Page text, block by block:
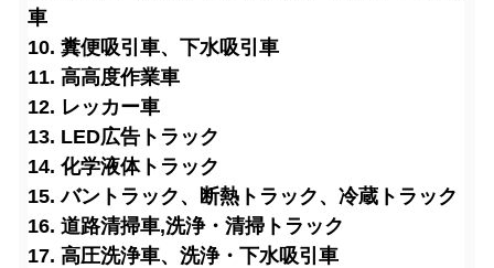
車
10. 糞便吸引車、下水吸引車
11. 高高度作業車
12. レッカー車
13. LED広告トラック
14. 化学液体トラック
15. バントラック、断熱トラック、冷蔵トラック
16. 道路清掃車,洗浄・清掃トラック
17. 高圧洗浄車、洗浄・下水吸引車